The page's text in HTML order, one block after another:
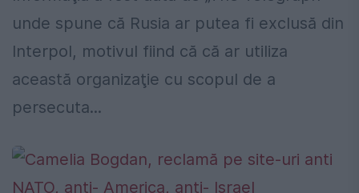
unde spune că Rusia ar putea fi exclusă din
Interpol, motivul fiind că că ar utiliza
această organizaţie cu scopul de a
persecuta...